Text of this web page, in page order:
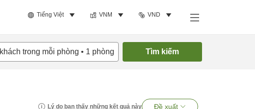
Tiếng Việt VNM VND
khách trong mỗi phòng • 1 phòng Tìm kiếm
Lý do bạn thấy những kết quả này Đề xuất